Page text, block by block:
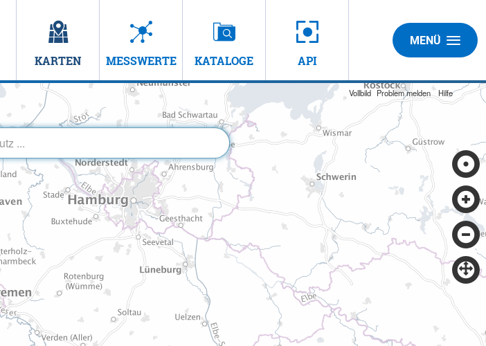
KARTEN MESSWERTE KATALOGE API
MENÜ